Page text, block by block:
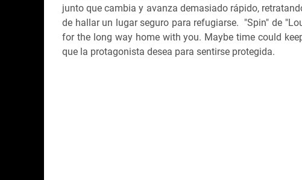
junto que cambia y avanza demasiado rápido,
de hallar un lugar seguro para refugiarse. "Spin" de
for the long way home with you. Maybe time could
que la protagonista desea para sentirse protegida.